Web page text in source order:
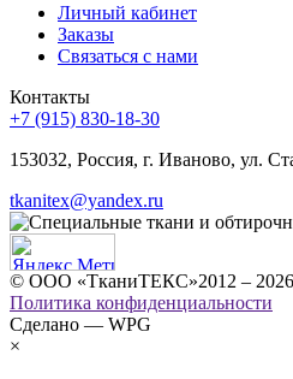
Личный кабинет
Заказы
Связаться с нами
Контакты
+7 (915) 830-18-30
153032, Россия, г. Иваново, ул.
tkanitex@yandex.ru
© ООО «ТканиТЕКС»2012 –
Политика конфиденциальности
Сделано — WPG
×